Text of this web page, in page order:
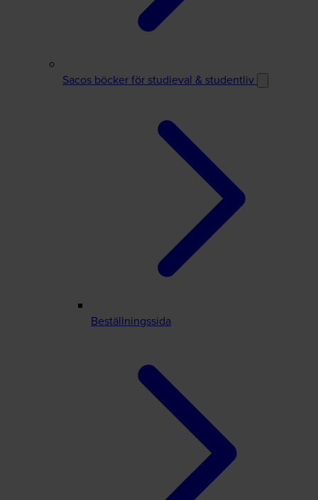
Sacos böcker för studieval & studentliv
Beställningssida